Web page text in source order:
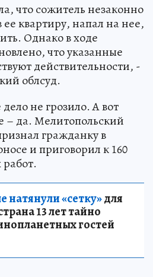
что сожитель незаконно
квартиру, напал на нее,
Однако в ходе
что указанные
действительности, -
облсуд.
не грозило. А вот
– да. Мелитопольский
гражданку в
и приговорил к 160
«сетку»для
13 лет тайно
гостей